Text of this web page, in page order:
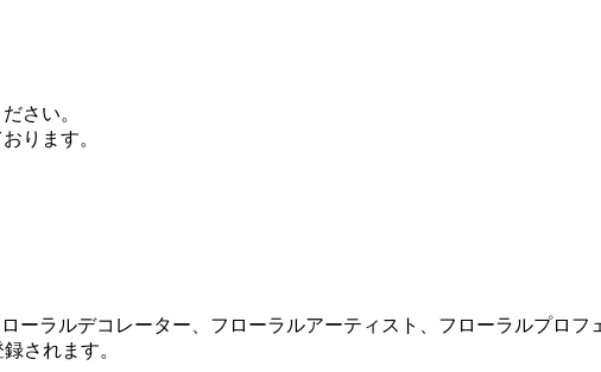
さい。
ります。
ーラルデコレーター、フローラルアーティスト、フローラルプロ
されます。